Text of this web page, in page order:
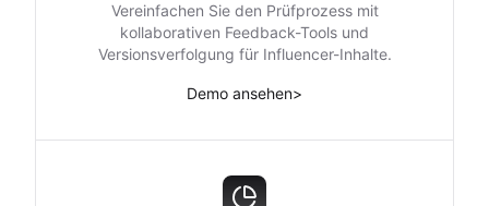
Vereinfachen Sie den Prüfprozess mit
kollaborativen Feedback-Tools und
Versionsverfolgung für Influencer-Inhalte.
Demo ansehen>